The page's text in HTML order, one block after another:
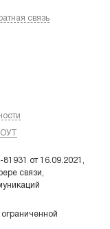
связь
от 16.09.2021,
связи,